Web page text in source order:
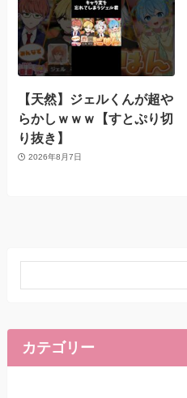
【天然】ジェルくんが超や
らかしｗｗｗ【すとぷり切
り抜き】
2026年8月7日
カテゴリー